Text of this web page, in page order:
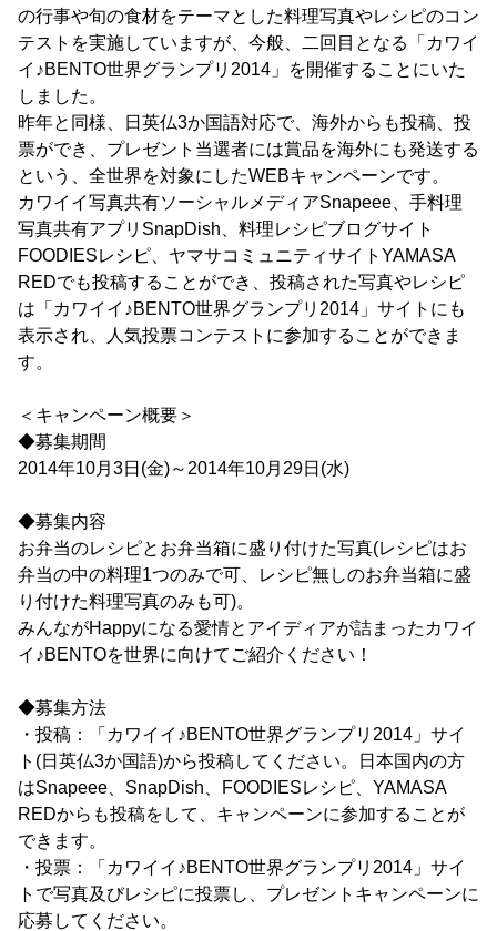
の行事や旬の食材をテーマとした料理写真やレシピのコン
テストを実施していますが、今般、二回目となる「カワイ
イ♪BENTO世界グランプリ2014」を開催することにいた
しました。
昨年と同様、日英仏3か国語対応で、海外からも投稿、投
票ができ、プレゼント当選者には賞品を海外にも発送する
という、全世界を対象にしたWEBキャンペーンです。
カワイイ写真共有ソーシャルメディアSnapeee、手料理
写真共有アプリSnapDish、料理レシピブログサイト
FOODIESレシピ、ヤマサコミュニティサイトYAMASA
REDでも投稿することができ、投稿された写真やレシピ
は「カワイイ♪BENTO世界グランプリ2014」サイトにも
表示され、人気投票コンテストに参加することができま
す。
＜キャンペーン概要＞
◆募集期間
2014年10月3日(金)～2014年10月29日(水)
◆募集内容
お弁当のレシピとお弁当箱に盛り付けた写真(レシピはお
弁当の中の料理1つのみで可、レシピ無しのお弁当箱に盛
り付けた料理写真のみも可)。
みんながHappyになる愛情とアイディアが詰まったカワイ
イ♪BENTOを世界に向けてご紹介ください！
◆募集方法
・投稿：「カワイイ♪BENTO世界グランプリ2014」サイ
ト(日英仏3か国語)から投稿してください。日本国内の方
はSnapeee、SnapDish、FOODIESレシピ、YAMASA
REDからも投稿をして、キャンペーンに参加することが
できます。
・投票：「カワイイ♪BENTO世界グランプリ2014」サイ
トで写真及びレシピに投票し、プレゼントキャンペーンに
応募してください。